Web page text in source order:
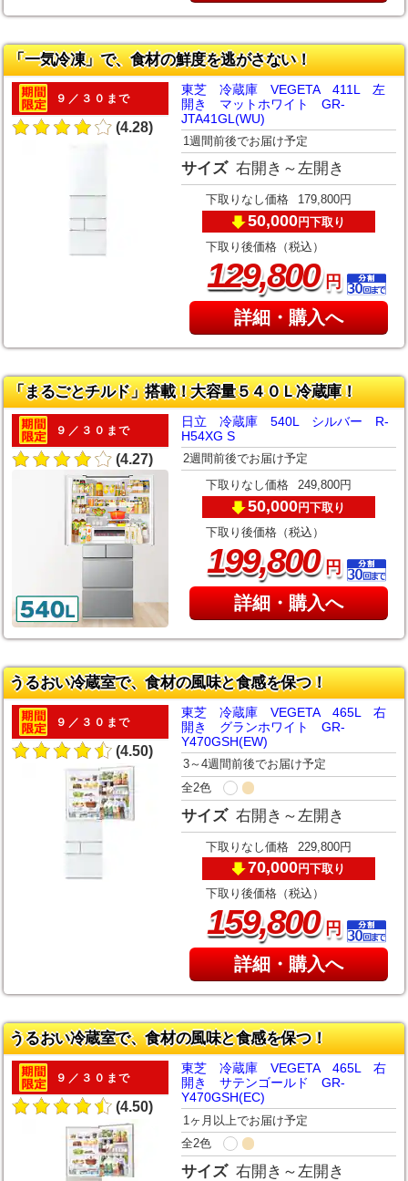
「一気冷凍」で、食材の鮮度を逃がさない！
９／３０まで
(4.28)
東芝 冷蔵庫 VEGETA 411L 左
開き マットホワイト GR-
JTA41GL(WU)
1週間前後でお届け予定
サイズ 右開き～左開き
下取りなし価格 179,800円
50,000円下取り
下取り後価格（税込）
129,800円
詳細・購入へ
「まるごとチルド」搭載！大容量５４０Ｌ冷蔵庫！
９／３０まで
(4.27)
日立 冷蔵庫 540L シルバー R-
H54XG S
2週間前後でお届け予定
下取りなし価格 249,800円
50,000円下取り
下取り後価格（税込）
199,800円
詳細・購入へ
うるおい冷蔵室で、食材の風味と食感を保つ！
９／３０まで
(4.50)
東芝 冷蔵庫 VEGETA 465L 右
開き グランホワイト GR-
Y470GSH(EW)
3～4週間前後でお届け予定
全2色
サイズ 右開き～左開き
下取りなし価格 229,800円
70,000円下取り
下取り後価格（税込）
159,800円
詳細・購入へ
うるおい冷蔵室で、食材の風味と食感を保つ！
９／３０まで
(4.50)
東芝 冷蔵庫 VEGETA 465L 右
開き サテンゴールド GR-
Y470GSH(EC)
1ヶ月以上でお届け予定
全2色
サイズ 右開き～左開き